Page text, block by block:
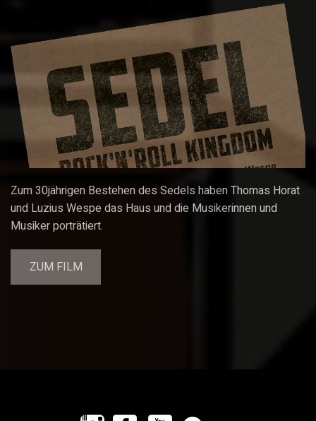
Zum 30jährigen Bestehen des Sedels haben Thomas Horat
und Luzius Wespe das Haus und die Musikerinnen und
Musiker porträtiert.
ZUM FILM